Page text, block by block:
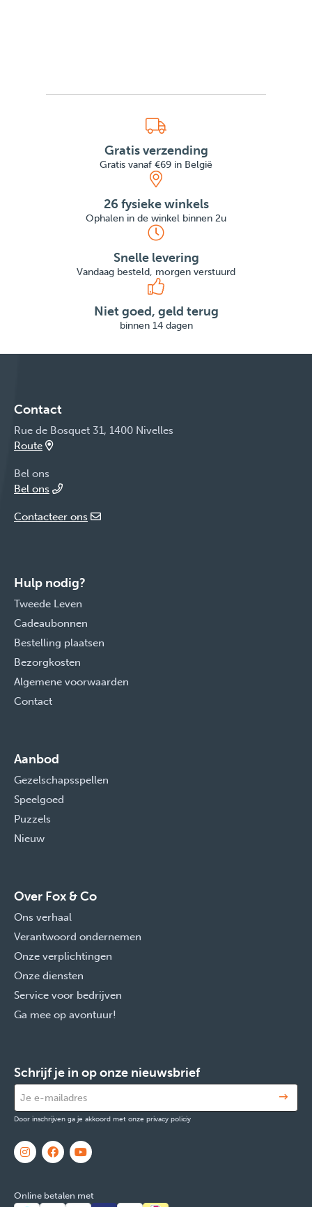
Gratis verzending
Gratis vanaf €69 in België
26 fysieke winkels
Ophalen in de winkel binnen 2u
Snelle levering
Vandaag besteld, morgen verstuurd
Niet goed, geld terug
binnen 14 dagen
Contact
Rue de Bosquet 31, 1400 Nivelles
Route
Bel ons
Bel ons
Contacteer ons
Hulp nodig?
Tweede Leven
Cadeaubonnen
Bestelling plaatsen
Bezorgkosten
Algemene voorwaarden
Contact
Aanbod
Gezelschapsspellen
Speelgoed
Puzzels
Nieuw
Over Fox & Co
Ons verhaal
Verantwoord ondernemen
Onze verplichtingen
Onze diensten
Service voor bedrijven
Ga mee op avontuur!
Schrijf je in op onze nieuwsbrief
Door inschrijven ga je akkoord met onze privacy policiy
Online betalen met